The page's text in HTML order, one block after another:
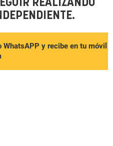
REALIZANDO
y recibe en tu móvil